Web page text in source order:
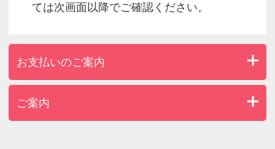
ては次画面以降でご確認ください。
お支払いのご案内
ご案内